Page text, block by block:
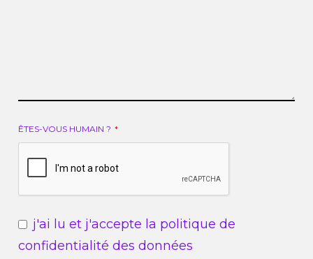
ÊTES-VOUS HUMAIN ? *
j'ai lu et j'accepte la politique de
confidentialité des données